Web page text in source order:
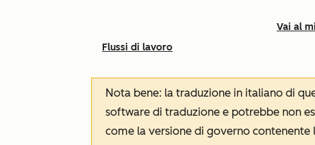
Vai al
Flussi di lavoro
Nota bene: la traduzione in italiano di
software di traduzione e potrebbe non
come la versione di governo